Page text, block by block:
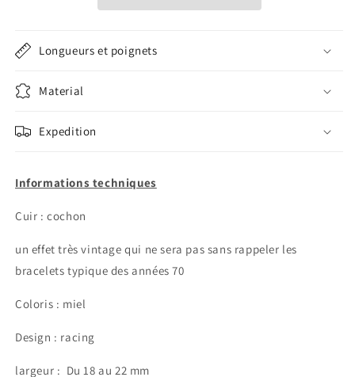
Longueurs et poignets
Material
Expedition
Informations techniques
Cuir : cochon
un effet très vintage qui ne sera pas sans rappeler les
bracelets typique des années 70
Coloris : miel
Design : racing
largeur : Du 18 au 22 mm